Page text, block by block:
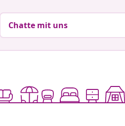
Chatte mit uns